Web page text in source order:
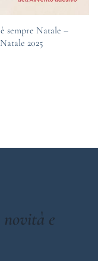
sempre Natale –
2025
novità e